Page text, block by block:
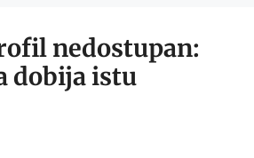
nedostupan:
dobija istu